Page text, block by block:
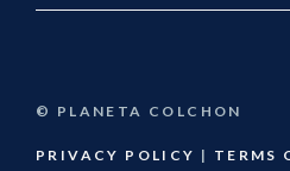
© PLANETA COLCHON
PRIVACY POLICY | TERMS